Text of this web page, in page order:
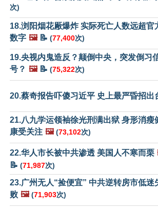
次)
18.浏阳烟花厰爆炸 实际死亡人数远超官
数字 🖼️📝 (77,400次)
19.央视内鬼造反？颠倒中央，突发倒习
号？ 🖼️📝 (75,322次)
20.蔡奇报告吓傻习近平 史上最严昏招出
21.八九学运领袖徐光刑满出狱 身形消瘦
康受关注 🖼️ (73,102次)
22.华人市长被中共渗透 美国人不寒而栗
📝 (71,987次)
23.广州无人“捡便宜” 中共逆转房市低迷
败 🖼️ (71,903次)